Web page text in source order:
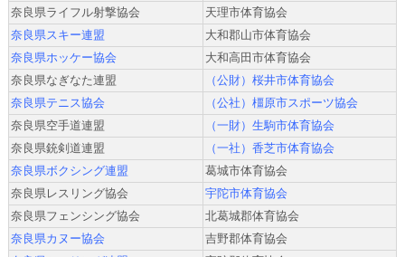
奈良県ライフル射撃協会
天理市体育協会
奈良県スキー連盟
大和郡山市体育協会
奈良県ホッケー協会
大和高田市体育協会
奈良県なぎなた連盟
（公財）桜井市体育協会
奈良県テニス協会
（公社）橿原市スポーツ協会
奈良県空手道連盟
（一財）生駒市体育協会
奈良県銃剣道連盟
（一社）香芝市体育協会
奈良県ボクシング連盟
葛城市体育協会
奈良県レスリング協会
宇陀市体育協会
奈良県フェンシング協会
北葛城郡体育協会
奈良県カヌー協会
吉野郡体育協会